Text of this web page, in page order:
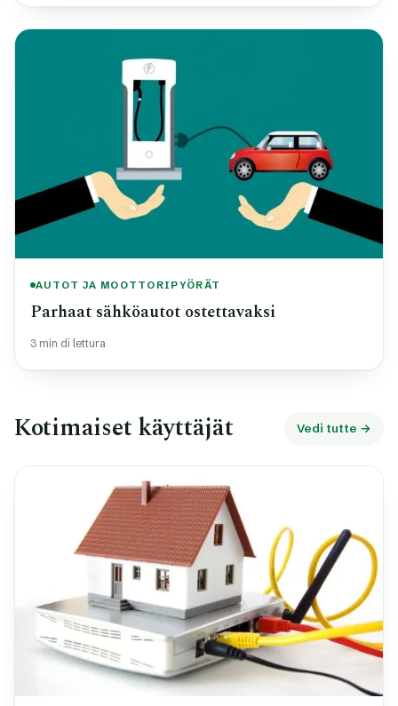
AUTOT JA MOOTTORIPYÖRÄT
Parhaat sähköautot ostettavaksi
3 min di lettura
Kotimaiset käyttäjät Vedi tutte →